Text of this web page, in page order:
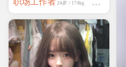
职场工作者 24岁 / 174kg